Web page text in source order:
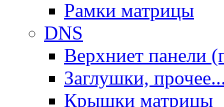
Рамки матрицы
DNS
Верхниет панели
Заглушки,
Крышки матрицы